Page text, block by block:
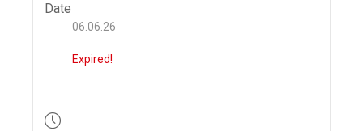
Date
06.06.26
Expired!